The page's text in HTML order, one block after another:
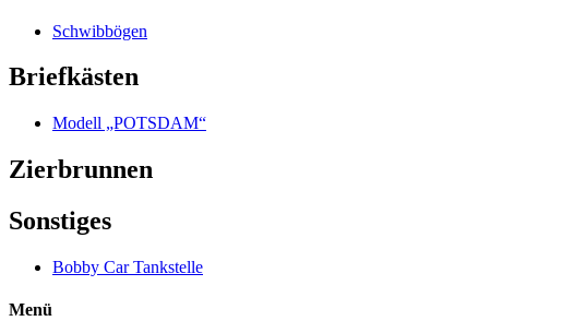
Schwibbögen
Briefkästen
Modell „POTSDAM“
Zierbrunnen
Sonstiges
Bobby Car Tankstelle
Menü